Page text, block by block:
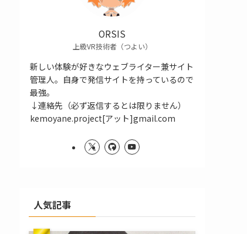
ORSIS
上級VR技術者（つよい）
新しい体験が好きなウェブライター兼サイト
管理人。自身で発信サイトを持っているので
最強。
↓連絡先（必ず返信するとは限りません）
kemoyane.project[アット]gmail.com
人気記事